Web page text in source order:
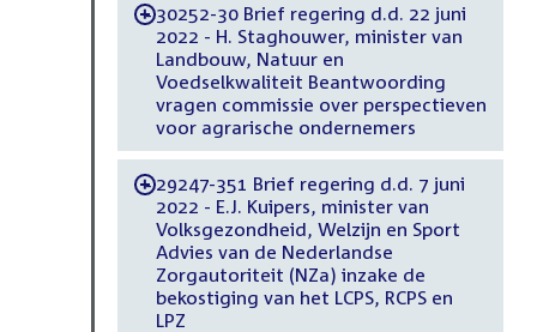
-30252-30 Brief regering d.d. 22 juni
2022 - H. Staghouwer, minister van
Landbouw, Natuur en
Voedselkwaliteit Beantwoording
vragen commissie over perspectieven
voor agrarische ondernemers
-29247-351 Brief regering d.d. 7 juni
2022 - E.J. Kuipers, minister van
Volksgezondheid, Welzijn en Sport
Advies van de Nederlandse
Zorgautoriteit (NZa) inzake de
bekostiging van het LCPS, RCPS en
LPZ